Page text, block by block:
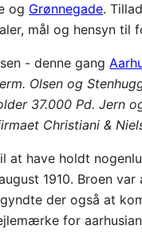
og Grønnegade.
mål og hensyn til
- denne gang
Olsen og
37.000 Pd. Jern
Christiani &
at have holdt
1910. Broen
der også at
for